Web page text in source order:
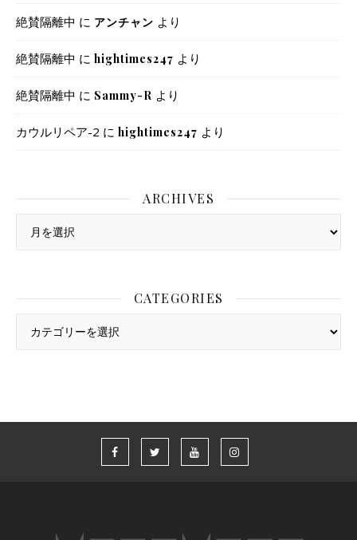
絶賛隔離中 に アンチャン より
絶賛隔離中 に hightimes247 より
絶賛隔離中 に Sammy-R より
カウルリペア-2 に hightimes247 より
ARCHIVES
Archives
CATEGORIES
Categories